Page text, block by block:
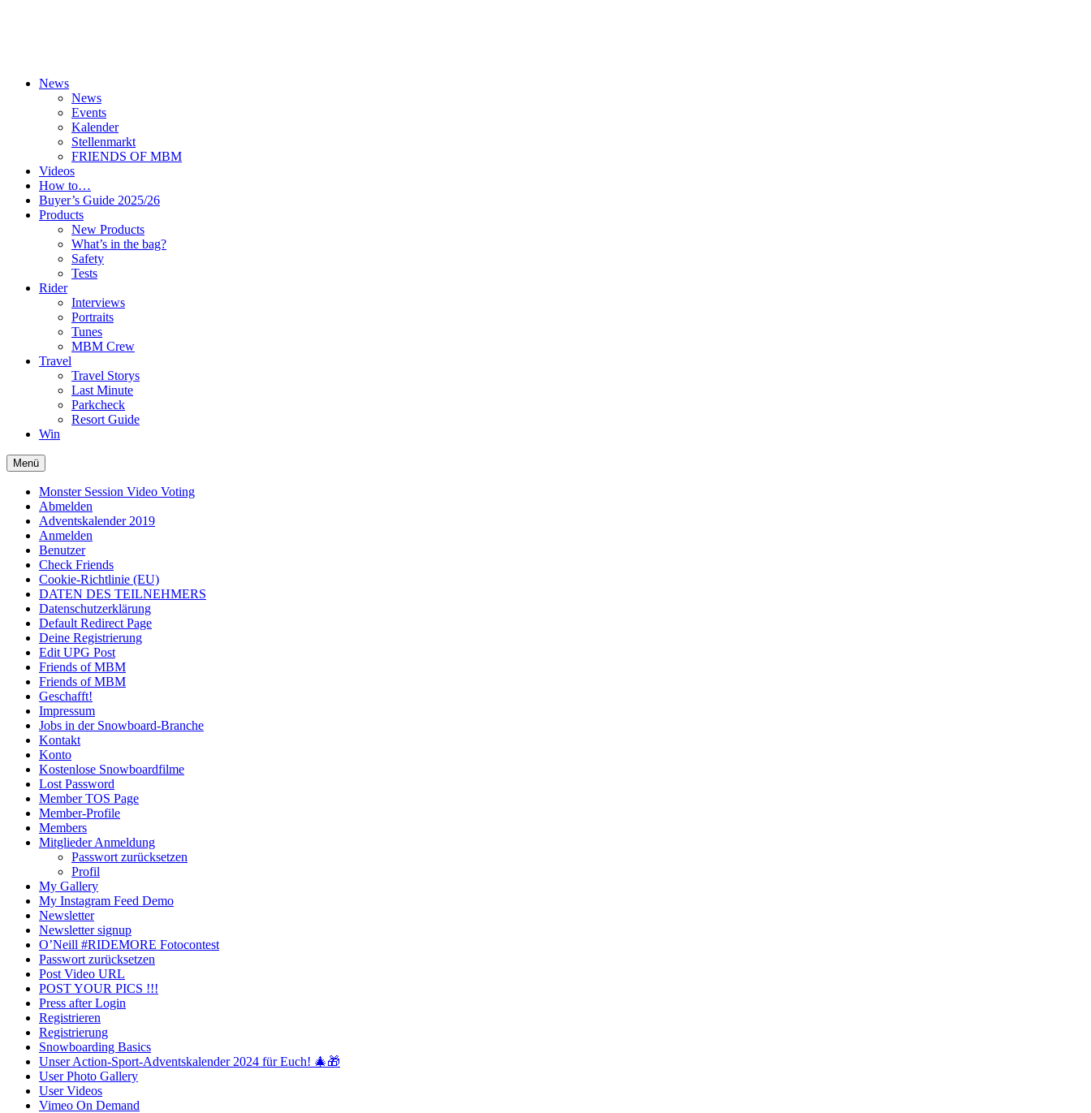
News
News
Events
Kalender
Stellenmarkt
FRIENDS OF MBM
Videos
How to…
Buyer’s Guide 2025/26
Products
New Products
What’s in the bag?
Safety
Tests
Rider
Interviews
Portraits
Tunes
MBM Crew
Travel
Travel Storys
Last Minute
Parkcheck
Resort Guide
Win
Menü
Monster Session Video Voting
Abmelden
Adventskalender 2019
Anmelden
Benutzer
Check Friends
Cookie-Richtlinie (EU)
DATEN DES TEILNEHMERS
Datenschutzerklärung
Default Redirect Page
Deine Registrierung
Edit UPG Post
Friends of MBM
Friends of MBM
Geschafft!
Impressum
Jobs in der Snowboard-Branche
Kontakt
Konto
Kostenlose Snowboardfilme
Lost Password
Member TOS Page
Member-Profile
Members
Mitglieder Anmeldung
Passwort zurücksetzen
Profil
My Gallery
My Instagram Feed Demo
Newsletter
Newsletter signup
O’Neill #RIDEMORE Fotocontest
Passwort zurücksetzen
Post Video URL
POST YOUR PICS !!!
Press after Login
Registrieren
Registrierung
Snowboarding Basics
Unser Action-Sport-Adventskalender 2024 für Euch! 🎄🎁
User Photo Gallery
User Videos
Vimeo On Demand